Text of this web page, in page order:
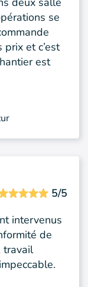
se
et c’est
est
5/5
intervenus
de
travail